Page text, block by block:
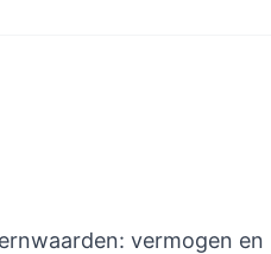
vermogen en